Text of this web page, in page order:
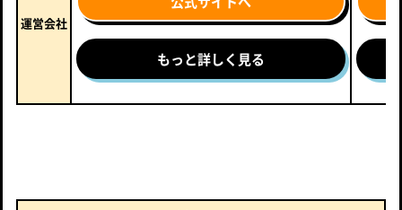
運営会社
もっと詳しく見る